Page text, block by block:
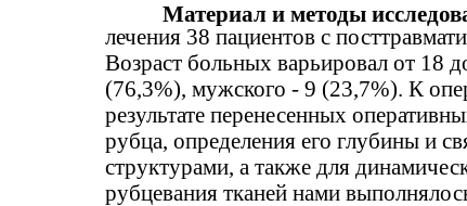
Материал и методы
лечения 38 пациентов c
Возраст больных варьировал от 18
(76,3%), мужского - 9 (23,7%). К
результате перенесенных
рубца, определения его глубины и
структурами, а также для
рубцевания тканей нами